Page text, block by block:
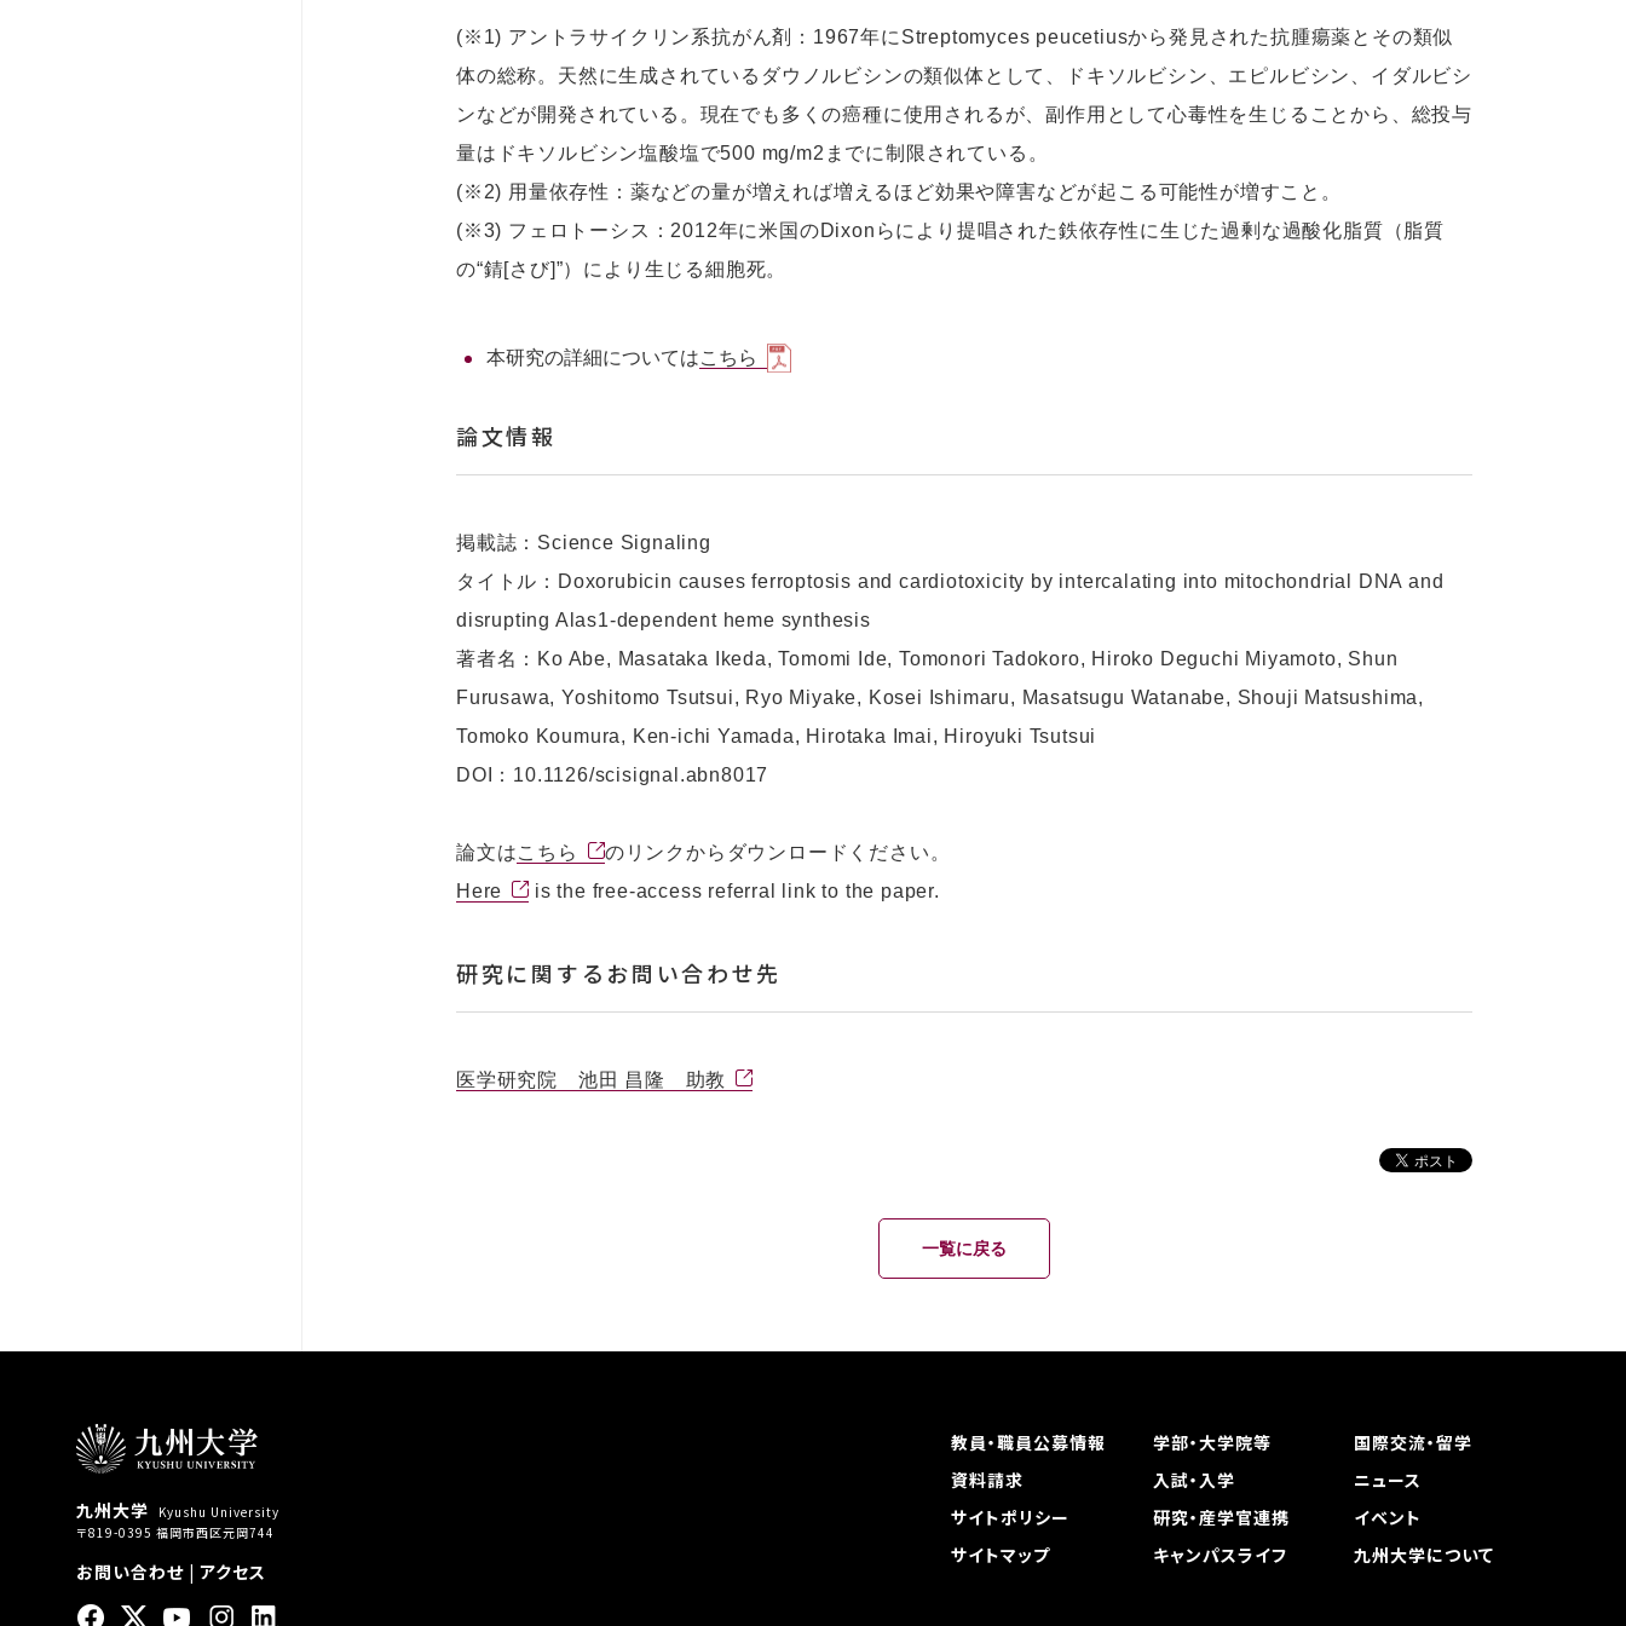
(※1) アントラサイクリン系抗がん剤：1967年にStreptomyces peucetiusから発見された抗腫瘍薬とその類似
体の総称。天然に生成されているダウノルビシンの類似体として、ドキソルビシン、エピルビシン、イダルビシ
ンなどが開発されている。現在でも多くの癌種に使用されるが、副作用として心毒性を生じることから、総投与
量はドキソルビシン塩酸塩で500 mg/m2までに制限されている。
(※2) 用量依存性：薬などの量が増えれば増えるほど効果や障害などが起こる可能性が増すこと。
(※3) フェロトーシス：2012年に米国のDixonらにより提唱された鉄依存性に生じた過剰な過酸化脂質（脂質
の“錆[さび]”）により生じる細胞死。
本研究の詳細についてはこちら
論文情報
掲載誌：Science Signaling
タイトル：Doxorubicin causes ferroptosis and cardiotoxicity by intercalating into mitochondrial DNA and
disrupting Alas1-dependent heme synthesis
著者名：Ko Abe, Masataka Ikeda, Tomomi Ide, Tomonori Tadokoro, Hiroko Deguchi Miyamoto, Shun
Furusawa, Yoshitomo Tsutsui, Ryo Miyake, Kosei Ishimaru, Masatsugu Watanabe, Shouji Matsushima,
Tomoko Koumura, Ken-ichi Yamada, Hirotaka Imai, Hiroyuki Tsutsui
DOI：10.1126/scisignal.abn8017
論文はこちら
のリンクからダウンロードください。
Here
is the free-access referral link to the paper.
研究に関するお問い合わせ先
医学研究院 池田 昌隆 助教
一覧に戻る
九州大学
Kyushu University
〒819-0395 福岡市西区元岡744
お問い合わせ |アクセス
教員・職員公募情報 学部・大学院等
国際交流・留学
資料請求
入試・入学
ニュース
サイトポリシー
研究・産学官連携
イベント
サイトマップ
キャンパスライフ 九州大学について